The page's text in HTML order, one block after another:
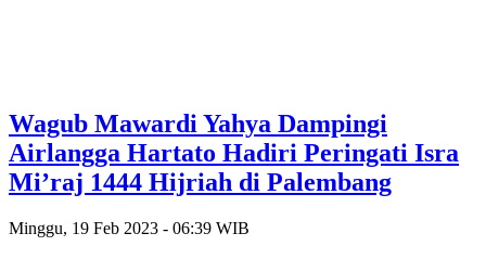
Wagub Mawardi Yahya Dampingi
Airlangga Hartato Hadiri Peringati Isra
Mi’raj 1444 Hijriah di Palembang
Minggu, 19 Feb 2023 - 06:39 WIB